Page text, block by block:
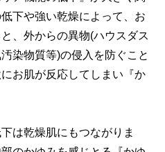
下や強い乾燥によって、お
、外からの異物(ハウスダス
染物質等)の侵入を防ぐこと
お肌が反応してしまい 『か
は乾燥肌にもつながりま